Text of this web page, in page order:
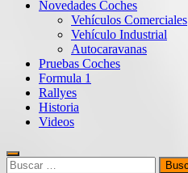
Novedades Coches
Vehículos Comerciales
Vehículo Industrial
Autocaravanas
Pruebas Coches
Formula 1
Rallyes
Historia
Videos
Buscar: